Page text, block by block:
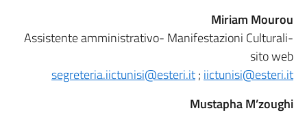
Miriam Mourou
Assistente amministrativo- Manifestazioni Culturali-
sito web
segreteria.iictunisi@esteri.it; iictunisi@esteri.it
Mustapha M’zoughi